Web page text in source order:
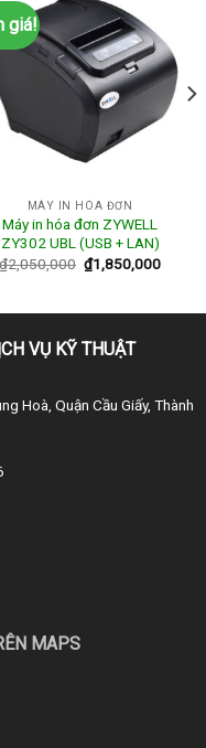
giá!
MÁY IN HÓA ĐƠN
Máy in hóa đơn ZYWELL
ZY302 UBL (USB + LAN)
₫2,050,000 ₫1,850,000
VỤ KỸ THUẬT
Hoà, Quận Cầu Giấy, Thành
MAPS